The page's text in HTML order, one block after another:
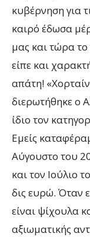
κυβέρνηση για
καιρό έδωσα
μας και τώρα
είπε και
απάτη!
διερωτήθηκε ο
ίδιο τον
Εμείς
Αύγουστο του
και τον Ιούλιο
δις ευρώ. Όταν
είναι ψίχουλα
αξιωματικής